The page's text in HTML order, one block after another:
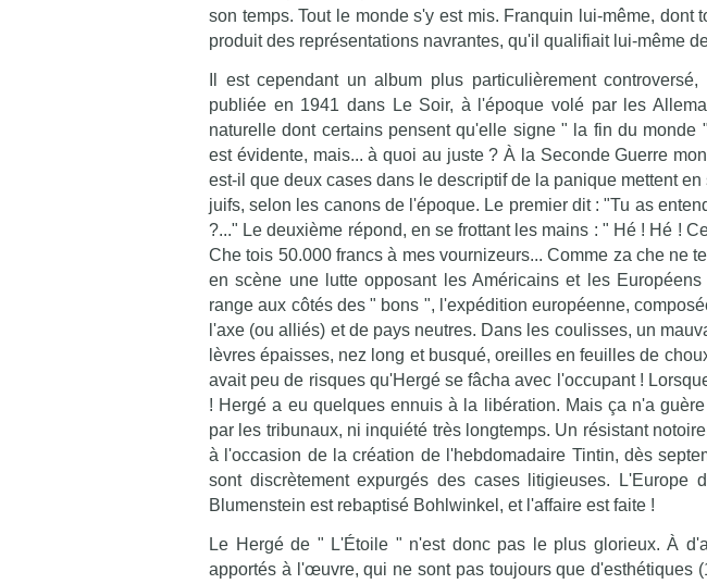
son temps. Tout le monde s'y est mis. Franquin lui-même, dont
produit des représentations navrantes, qu'il qualifiait lui-même
Il est cependant un album plus particulièrement
publiée en 1941 dans Le Soir, à l'époque volé par les
naturelle dont certains pensent qu'elle signe " la fin du monde
est évidente, mais... à quoi au juste ? À la Seconde Guerre
est-il que deux cases dans le descriptif de la panique mettent
juifs, selon les canons de l'époque. Le premier dit : "Tu as
?..." Le deuxième répond, en se frottant les mains : " Hé ! Hé !
Che tois 50.000 francs à mes vournizeurs... Comme za che ne
en scène une lutte opposant les Américains et les
range aux côtés des " bons ", l'expédition européenne,
l'axe (ou alliés) et de pays neutres. Dans les coulisses, un
lèvres épaisses, nez long et busqué, oreilles en feuilles de
avait peu de risques qu'Hergé se fâcha avec l'occupant !
! Hergé a eu quelques ennuis à la libération. Mais ça n'a
par les tribunaux, ni inquiété très longtemps. Un résistant
à l'occasion de la création de l'hebdomadaire Tintin, dès
sont discrètement expurgés des cases litigieuses. L'Europe
Blumenstein est rebaptisé Bohlwinkel, et l'affaire est faite !
Le Hergé de " L'Étoile " n'est donc pas le plus glorieux. À
apportés à l'œuvre, qui ne sont pas toujours que d'esthétiques